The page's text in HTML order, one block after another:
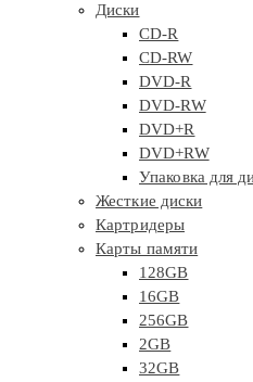
Диски
CD-R
CD-RW
DVD-R
DVD-RW
DVD+R
DVD+RW
Упаковка для
Жесткие диски
Картридеры
Карты памяти
128GB
16GB
256GB
2GB
32GB